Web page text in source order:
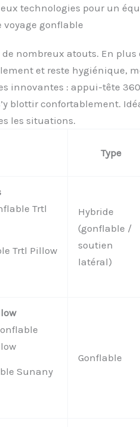
technologies pour un
voyage gonflable
de nombreux atouts. En plus
et reste hygiénique,
innovantes : appui-tête
blottir confortablement.
les situations.
Type
Trtl Pillow
Hybride
(gonflable /
soutien
latéral)
Sunany
Gonflable